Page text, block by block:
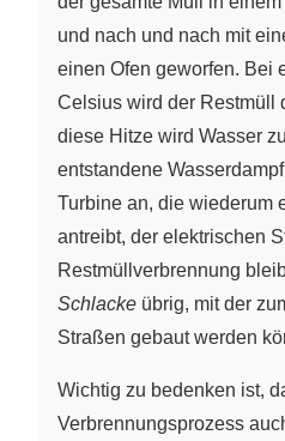
und nach und nach mit
einen Ofen geworfen. Bei
Celsius wird der Restmüll
diese Hitze wird Wasser
entstandene
Turbine an, die wiederum
antreibt, der elektrischen
Restmüllverbrennung
Schlacke übrig, mit der
Straßen gebaut werden
Wichtig zu bedenken ist,
Verbrennungsprozess